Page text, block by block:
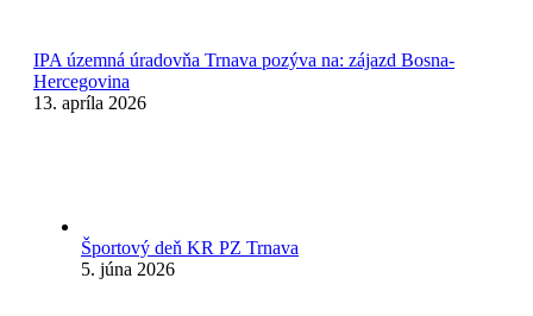
IPA územná úradovňa Trnava pozýva na: zájazd Bosna-
Hercegovina
13. apríla 2026
Športový deň KR PZ Trnava
5. júna 2026